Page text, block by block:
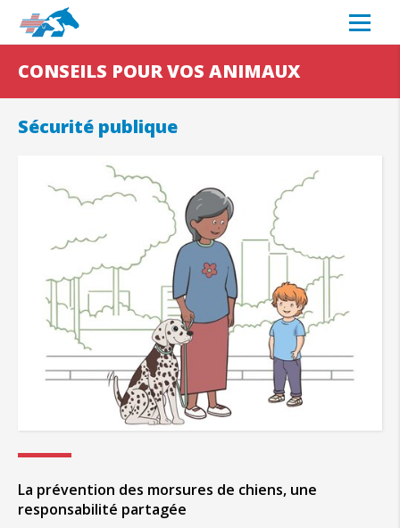
CONSEILS POUR VOS ANIMAUX
Sécurité publique
La prévention des morsures de chiens, une
responsabilité partagée